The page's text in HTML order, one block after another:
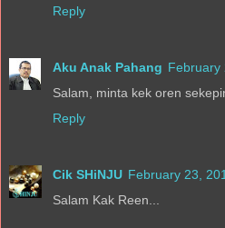
Reply
Aku Anak Pahang February
Salam, minta kek oren
Reply
Cik SHiNJU February 23,
Salam Kak Reen...